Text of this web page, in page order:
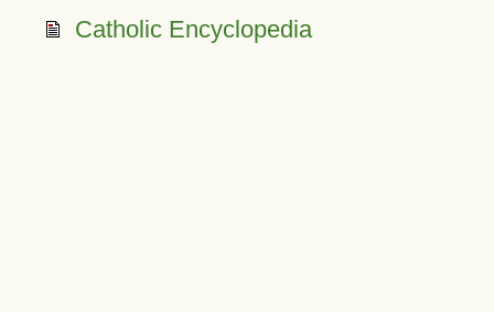
Catholic Encyclopedia